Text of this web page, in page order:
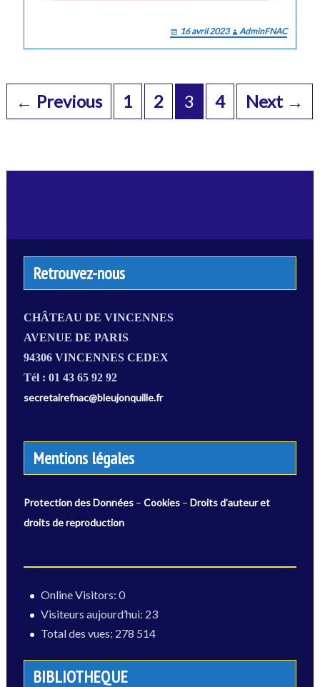
16 avril 2023 AdminFNAC
Posts
navigation
← Previous 1 2 3 4 Next →
Retrouvez-nous
CHÂTEAU DE VINCENNES
AVENUE DE PARIS
94306 VINCENNES CEDEX
Tél : 01 43 65 92 92
secretairefnac@bleujonquille.fr
Mentions légales
Protection des Données– Cookies– Droits d’auteur et
droits de reproduction
Online Visitors: 0
Visiteurs aujourd’hui: 23
Total des vues: 278 514
BIBLIOTHEQUE